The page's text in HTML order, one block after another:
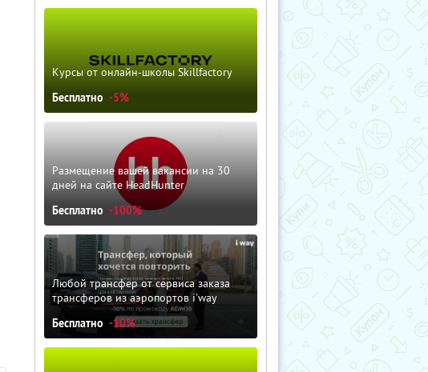
Курсы от онлайн-школы Skillfactory
Бесплатно -5%
Размещение вашей вакансии на 30
дней на сайте HeadHunter
Бесплатно -100%
Любой трансфер от сервиса заказа
трансферов из аэропортов i'way
Бесплатно -10%